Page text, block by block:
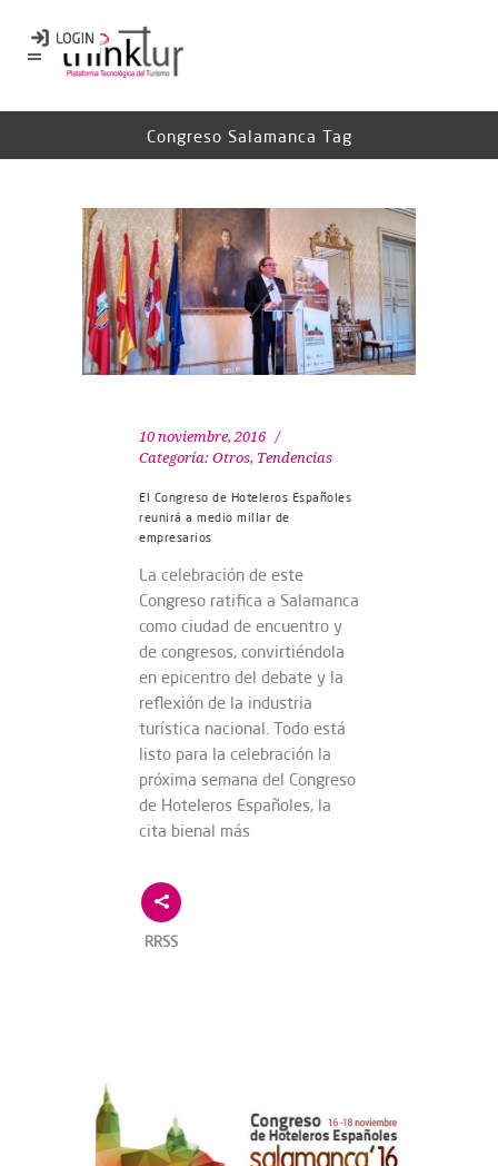
Congreso Salamanca Tag
10 noviembre, 2016
Categoría: Otros, Tendencias
El Congreso de Hoteleros Españoles
reunirá a medio millar de
empresarios
La celebración de este
Congreso ratifica a Salamanca
como ciudad de encuentro y
de congresos, convirtiéndola
en epicentro del debate y la
reflexión de la industria
turística nacional. Todo está
listo para la celebración la
próxima semana del Congreso
de Hoteleros Españoles, la
cita bienal más
RRSS